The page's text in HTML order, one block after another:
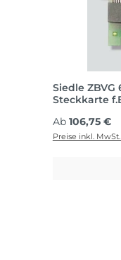
Siedle ZBVG
Steckkarte
Regulärer
Ab 106,75 €
Preise inkl.